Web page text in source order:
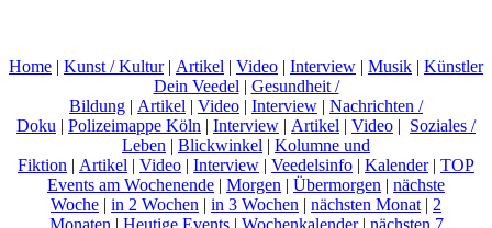
Home | Kunst / Kultur| Artikel | Video | Interview | Musik | Künstler
Dein Veedel | Gesundheit /
Bildung | Artikel | Video | Interview | Nachrichten /
Doku | Polizeimappe Köln | Interview | Artikel | Video | Soziales /
Leben | Blickwinkel | Kolumne und
Fiktion | Artikel | Video | Interview | Veedelsinfo | Kalender| TOP
Events am Wochenende | Morgen | Übermorgen | nächste
Woche | in 2 Wochen | in 3 Wochen | nächsten Monat | 2
Monaten | Heutige Events| Wochenkalender| nächsten 7